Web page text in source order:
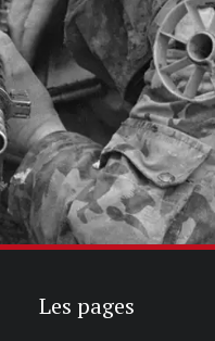
Les pages